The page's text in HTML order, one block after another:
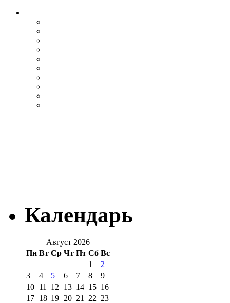
Календарь
Август 2026
Пн Вт Ср Чт Пт Сб Вс
1
2
3
4 5 6 7 8
9
10 11 12 13 14 15 16
17 18 19 20 21 22 23